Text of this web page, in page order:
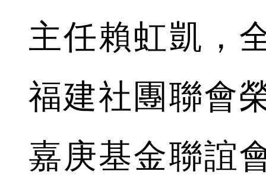
主任賴虹凱，
福建社團聯會
嘉庚基金聯誼